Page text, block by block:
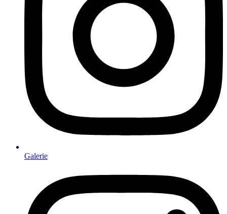
Galerie